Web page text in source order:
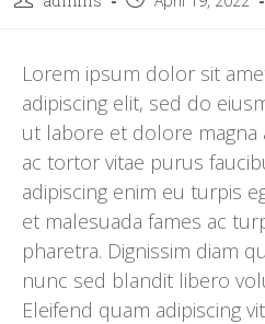
Lorem ipsum dolor sit
adipiscing elit, sed do
ut labore et dolore magna
ac tortor vitae purus
adipiscing enim eu turpis
et malesuada fames ac
pharetra. Dignissim diam
nunc sed blandit libero
Eleifend quam adipiscing